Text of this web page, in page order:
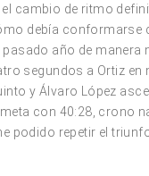
cambio de ritmo
debía conformarse
año de
segundos a Ortiz
y Álvaro López
con 40:28, crono
podido repetir el